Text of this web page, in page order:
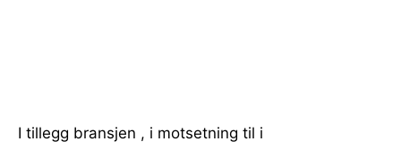
I tillegg bransjen , i motsetning til i